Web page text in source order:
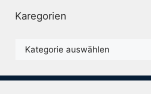
Karegorien
Karegorien